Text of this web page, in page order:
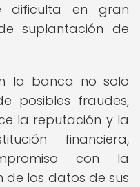
dificulta en gran
suplantación de
la banca no solo
posibles fraudes,
la reputación y la
financiera,
con la
los datos de sus